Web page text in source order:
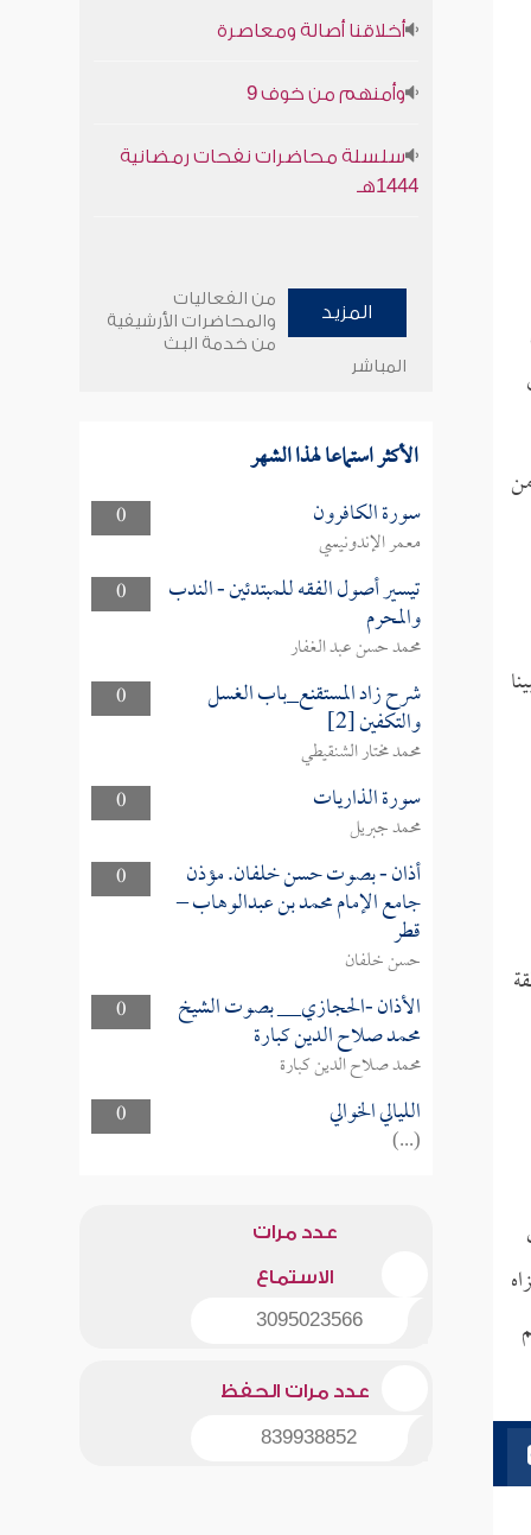
أخلاقنا أصالة ومعاصرة
وأمنهم من خوف 9
سلسلة محاضرات نفحات رمضانية
1444هـ
المزيد
من الفعاليات
والمحاضرات الأرشيفية
من خدمة البث
المباشر
الأكثر استماعا لهذا الشهر
0 سورة الكافرون
معمر الإندونيسي
0
تيسير أصول الفقه للمبتدئين - الندب
والمحرم
محمد حسن عبد الغفار
0
شرح زاد المستقنع_باب الغسل
والتكفين [2]
محمد مختار الشنقيطي
0
سورة الذاريات
محمد جبريل
0
أذان - بصوت حسن خلفان. مؤذن
جامع الإمام محمد بن عبدالوهاب –
قطر
حسن خلفان
0
الأذان -الحجازي__ بصوت الشيخ
محمد صلاح الدين كبارة
محمد صلاح الدين كبارة
0
الليالي الخوالي
(...)
عدد مرات
الاستماع
3095023566
عدد مرات الحفظ
839938852